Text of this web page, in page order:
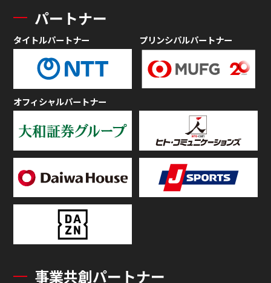
パートナー
タイトルパートナー プリンシパルパートナー
オフィシャルパートナー
事業共創パートナー